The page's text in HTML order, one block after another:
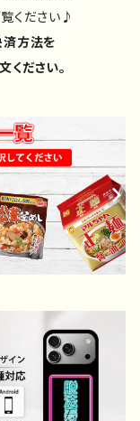
ください♪
方法を
ください。